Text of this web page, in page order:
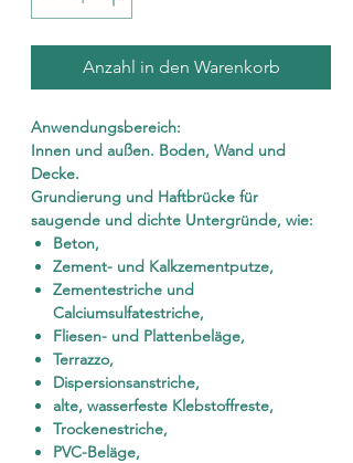
Anzahl in den Warenkorb
Anwendungsbereich:
Innen und außen. Boden, Wand und
Decke.
Grundierung und Haftbrücke für
saugende und dichte Untergründe, wie:
Beton,
Zement- und Kalkzementputze,
Zementestriche und
Calciumsulfatestriche,
Fliesen- und Plattenbeläge,
Terrazzo,
Dispersionsanstriche,
alte, wasserfeste Klebstoffreste,
Trockenestriche,
PVC-Beläge,